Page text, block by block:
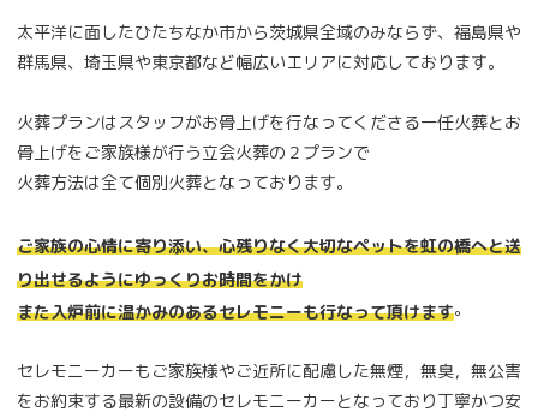
太平洋に面したひたちなか市から茨城県全域のみならず、福島県や
群馬県、埼玉県や東京都など幅広いエリアに対応しております。
火葬プランはスタッフがお骨上げを行なってくださる一任火葬とお
骨上げをご家族様が行う立会火葬の２プランで
火葬方法は全て個別火葬となっております。
ご家族の心情に寄り添い、心残りなく大切なペットを虹の橋へと送
り出せるようにゆっくりお時間をかけ
また入炉前に温かみのあるセレモニーも行なって頂けます。
セレモニーカーもご家族様やご近所に配慮した無煙，無臭，無公害
をお約束する最新の設備のセレモニーカーとなっており丁寧かつ安